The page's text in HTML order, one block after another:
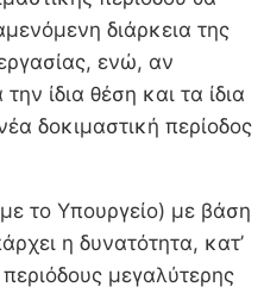
διάρκεια της
ενώ, αν
ίδια θέση και τα ίδια
δοκιμαστική περίοδος
το Υπουργείο) με βάση
η δυνατότητα, κατ’
μεγαλύτερης